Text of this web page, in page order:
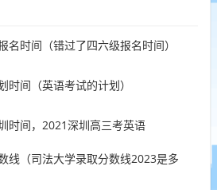
名时间（错过了四六级报名时间）
时间（英语考试的计划）
时间，2021深圳高三考英语
线（司法大学录取分数线2023是多